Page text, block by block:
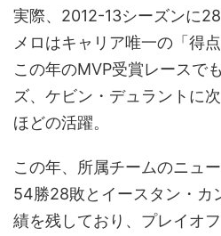
実際、2012-13シーズンに
メロはキャリア唯一の「得
この年のMVP受賞レースで
ズ、ケビン・デュラントに
ほどの活躍。
この年、所属チームのニュ
54勝28敗とイースタン・カ
績を残しており、プレイオ